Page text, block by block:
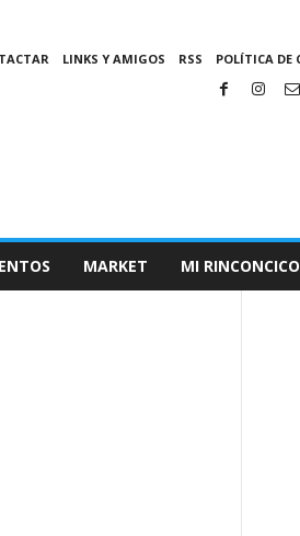
LINKS Y AMIGOS RSS POLÍTICA DE
MARKET MI RINCONCICO